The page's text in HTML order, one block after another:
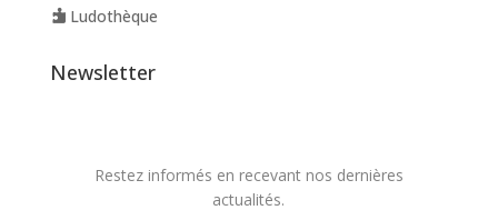
Ludothèque
Newsletter
Restez informés en recevant nos dernières
actualités.